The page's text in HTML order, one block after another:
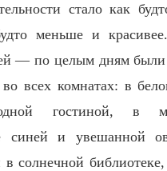
стало как
меньше и
— по целым дням
всех комнатах: в
гостиной, в
синей и увешанной
солнечной